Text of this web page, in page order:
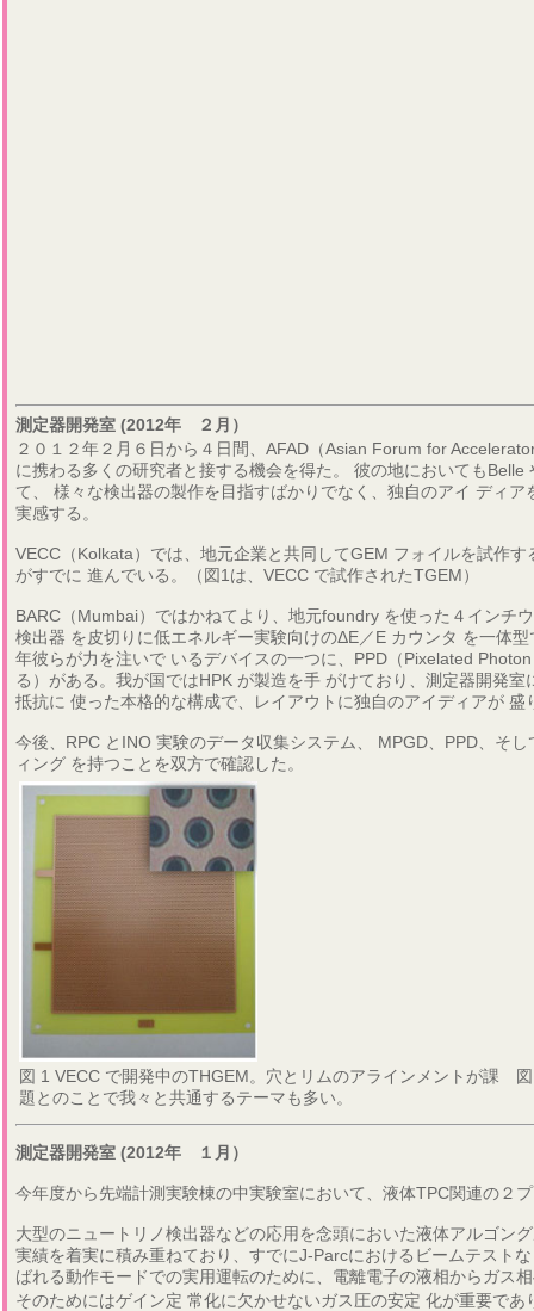
測定器開発室 (2012年 ２月）
２０１２年２月６日から４日間、AFAD（Asian Forum for
に携わる多くの研究者と接する機会を得た。 彼の地においても
て、 様々な検出器の製作を目指すばかりでなく、独自のアイ ディ
実感する。
VECC（Kolkata）では、地元企業と共同してGEM フォイルを試作
がすでに 進んでいる。（図1は、VECC で試作されたTGEM）
BARC（Mumbai）ではかねてより、地元foundry を使った４インチ
検出器 を皮切りに低エネルギー実験向けのΔE／E カウンタ を一体
年彼らが力を注いで いるデバイスの一つに、PPD（Pixelated
る）がある。我が国ではHPK が製造を手 がけており、測定器開発
抵抗に 使った本格的な構成で、レイアウトに独自のアイディアが 盛
今後、RPC とINO 実験のデータ収集システム、 MPGD、PPD、そ
ィング を持つことを双方で確認した。
図 1 VECC で開発中のTHGEM。穴とリムのアラインメントが課
題とのことで我々と共通するテーマも多い。
測定器開発室 (2012年 １月）
今年度から先端計測実験棟の中実験室において、液体TPC関連の２
大型のニュートリノ検出器などの応用を念頭においた液体アルゴン
実績を着実に積み重ねており、すでにJ-Parcにおけるビームテスト
ばれる動作モードでの実用運転のために、電離電子の液相からガス
そのためにはゲイン定 常化に欠かせないガス圧の安定 化が重要であ